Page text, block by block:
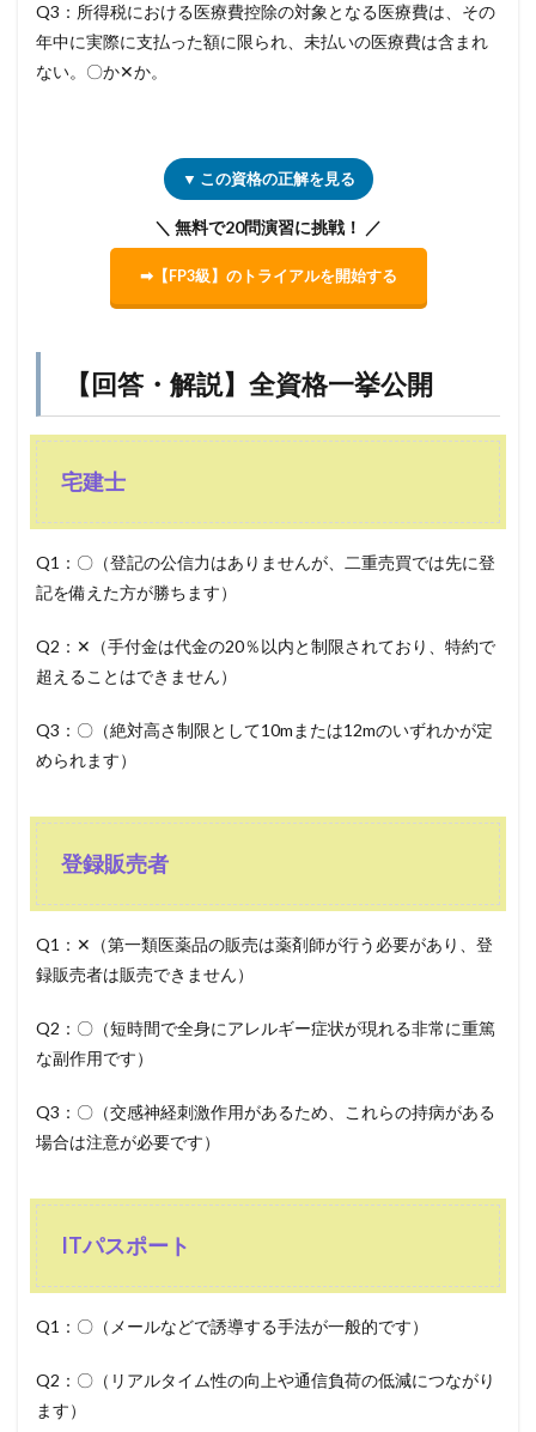
Q3：所得税における医療費控除の対象となる医療費は、その
年中に実際に支払った額に限られ、未払いの医療費は含まれ
ない。〇か✕か。
▼ この資格の正解を見る
＼ 無料で20問演習に挑戦！ ／
➡【FP3級】のトライアルを開始する
【回答・解説】全資格一挙公開
宅建士
Q1：〇（登記の公信力はありませんが、二重売買では先に登
記を備えた方が勝ちます）
Q2：✕（手付金は代金の20％以内と制限されており、特約で
超えることはできません）
Q3：〇（絶対高さ制限として10mまたは12mのいずれかが定
められます）
登録販売者
Q1：✕（第一類医薬品の販売は薬剤師が行う必要があり、登
録販売者は販売できません）
Q2：〇（短時間で全身にアレルギー症状が現れる非常に重篤
な副作用です）
Q3：〇（交感神経刺激作用があるため、これらの持病がある
場合は注意が必要です）
ITパスポート
Q1：〇（メールなどで誘導する手法が一般的です）
Q2：〇（リアルタイム性の向上や通信負荷の低減につながり
ます）